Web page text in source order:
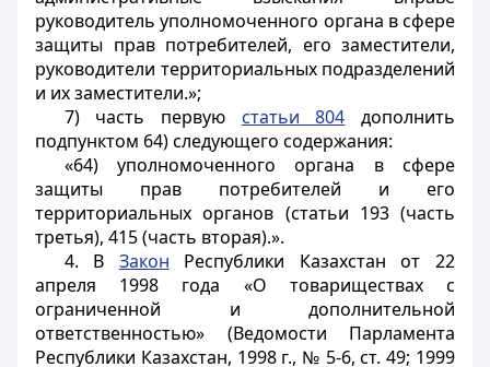
руководитель уполномоченного органа в сфере
защиты прав потребителей, его заместители,
руководители территориальных подразделений
и их заместители.»;
7) часть первую статьи 804 дополнить
подпунктом 64) следующего содержания:
«64) уполномоченного органа в сфере
защиты прав потребителей и его
территориальных органов (статьи 193 (часть
третья), 415 (часть вторая).».
4. В Закон Республики Казахстан от 22
апреля 1998 года «О товариществах с
ограниченной и дополнительной
ответственностью» (Ведомости Парламента
Республики Казахстан, 1998 г., № 5-6, ст. 49; 1999